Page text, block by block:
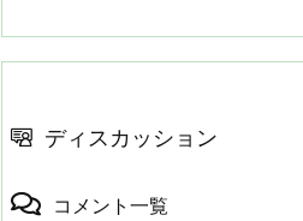
ディスカッション
コメント一覧